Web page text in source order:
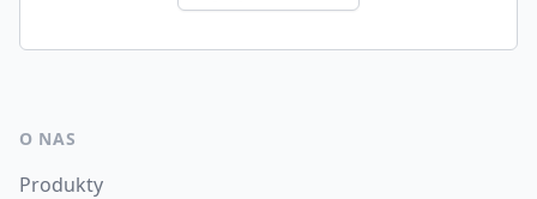
O NAS
Produkty